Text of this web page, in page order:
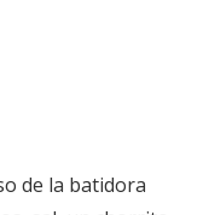
de la batidora